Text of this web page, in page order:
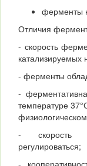
ферменты
Отличия
- скорость
катализируемых
- ферменты
-
температуре
- скорость
регулироваться;
-